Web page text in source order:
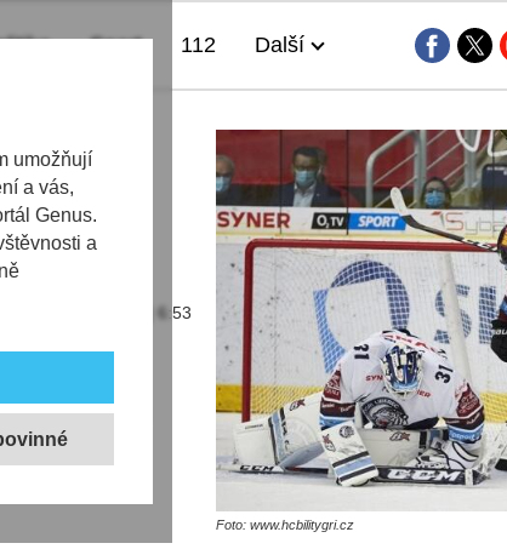
umožňují
a vás,
Genus.
a
Sport 112 Další
v
14.09.2020 | 6:53
karanténě
Augusty stihli
se nyní
statistik.
Foto: www.hcbilitygri.cz